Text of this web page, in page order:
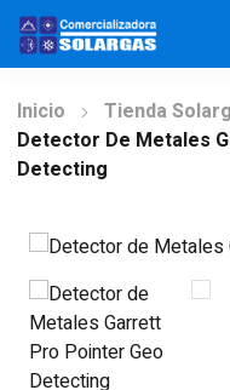
Inicio Tienda
Detector De Metales
Detecting